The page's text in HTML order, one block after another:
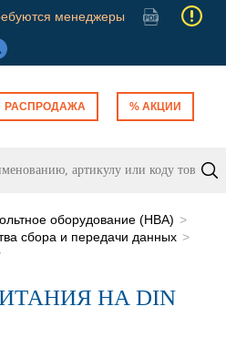
менеджеры
РАСПРОДАЖА % АКЦИИ
оборудование (НВА)
сбора и передачи данных
НА DIN